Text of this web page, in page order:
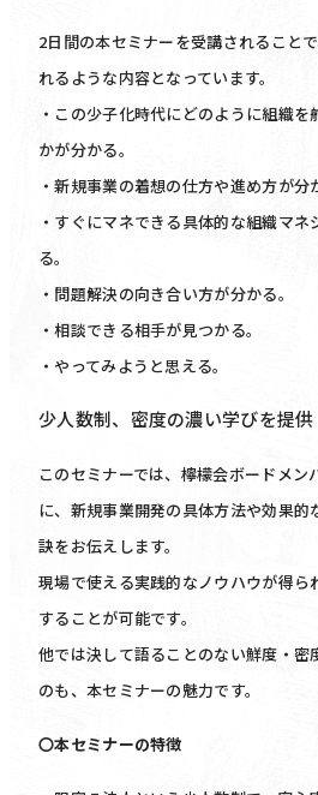
2日間の本セミナーを受講されること
れるような内容となっています。
・この少子化時代にどのように組織
かが分かる。
・新規事業の着想の仕方や進め方が分
・すぐにマネできる具体的な組織マ
る。
・問題解決の向き合い方が分かる。
・相談できる相手が見つかる。
・やってみようと思える。
少人数制、密度の濃い学びを提供
このセミナーでは、檸檬会ボードメン
に、新規事業開発の具体方法や効果的
訣をお伝えします。
現場で使える実践的なノウハウが得ら
することが可能です。
他では決して語ることのない鮮度・密
のも、本セミナーの魅力です。
〇本セミナーの特徴